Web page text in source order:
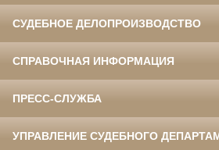
СУДЕБНОЕ ДЕЛОПРОИЗВОДСТВО
СПРАВОЧНАЯ ИНФОРМАЦИЯ
ПРЕСС-СЛУЖБА
УПРАВЛЕНИЕ СУДЕБНОГО